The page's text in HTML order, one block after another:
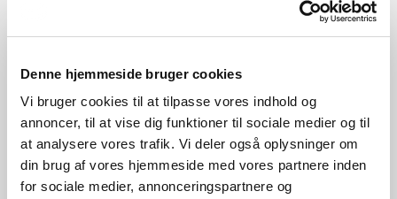
Denne hjemmeside bruger cookies
Vi bruger cookies til at tilpasse vores indhold og
annoncer, til at vise dig funktioner til sociale medier og til
at analysere vores trafik. Vi deler også oplysninger om
din brug af vores hjemmeside med vores partnere inden
for sociale medier, annonceringspartnere og
Matière première
2015016101